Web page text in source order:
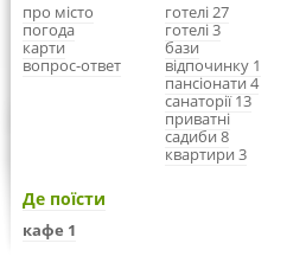
про місто
погода
карти
вопрос-ответ
готелі 27
готелі 3
бази
відпочинку 1
пансіонати 4
санаторії 13
приватні
садиби 8
квартири 3
Де поїсти
кафе 1